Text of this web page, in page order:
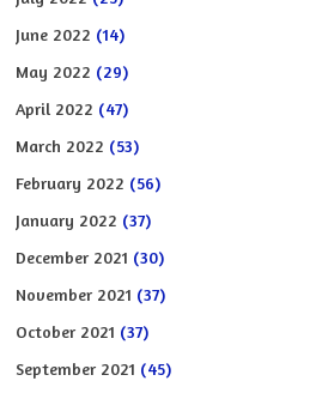
June 2022 (14)
May 2022 (29)
April 2022 (47)
March 2022 (53)
February 2022 (56)
January 2022 (37)
December 2021 (30)
November 2021 (37)
October 2021 (37)
September 2021 (45)